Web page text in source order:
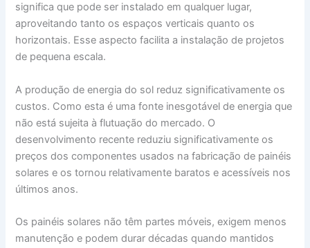
significa que pode ser instalado em qualquer lugar,
aproveitando tanto os espaços verticais quanto os
horizontais. Esse aspecto facilita a instalação de projetos
de pequena escala.
A produção de energia do sol reduz significativamente os
custos. Como esta é uma fonte inesgotável de energia que
não está sujeita à flutuação do mercado. O
desenvolvimento recente reduziu significativamente os
preços dos componentes usados na fabricação de painéis
solares e os tornou relativamente baratos e acessíveis nos
últimos anos.
Os painéis solares não têm partes móveis, exigem menos
manutenção e podem durar décadas quando mantidos